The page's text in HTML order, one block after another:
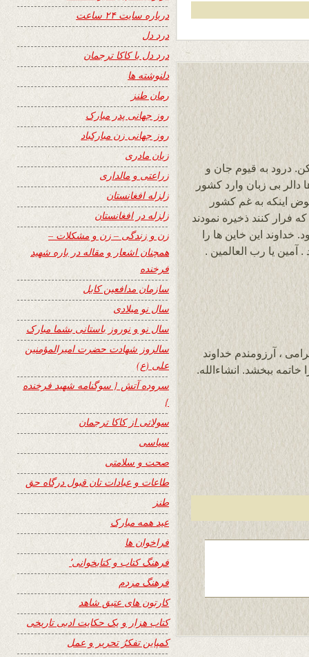
درود به قیوم جان و
بی زبان وارد کشور
اینکه به غم کشور
فرار کنند ذخیره نمودند
خداوند این خاین ها را
آمین یا رب العالمین .
، آرزومندم خداوند
ببخشد. انشاءالله.
درباره سایت ۲۴ ساعت
درد دل
درد دل با کاکا ترجمان
دلنوشته ها
رمان طنز
روز جهانی پدر مبارک
روز جهانی زن مبارکباد
زبان مادری
زراعتی و مالداری
زلزله افغانستان
زلزله در افغانستان
زن و زندگی – زن و مشکلات –
همچنان اشعار و مقاله در باره شهید
فرخنده
سازمان مدافعین کابل
سال نو میلادی
سال نو و نوروز باستانی بشما مبارک
سالروز شهادت حضرت امیرالمؤمنین
علی (ع)
سروده آتش { سوگنامه شهید فرخنده
}
سولاتی از کاکا ترجمان
سیاسی
صحت و سلامتی
طاعات و عبادات تان قبول درگاه حق
طنز
عید همه مبارک
فراخوان ها
فرهنگ کتاب و کتابخوانی٬
فرهنگ مردم
کارتون های عتیق شاهد
کتاب هزار و یک حکایت ادبی تاریخی
کمپاین تفکرُ تحریر و عمل